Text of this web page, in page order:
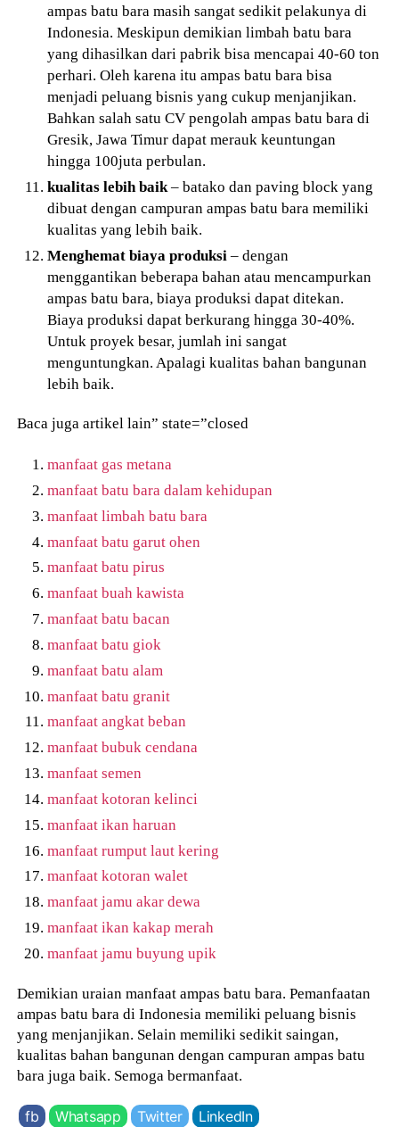
ampas batu bara masih sangat sedikit pelakunya di
Indonesia. Meskipun demikian limbah batu bara
yang dihasilkan dari pabrik bisa mencapai 40-60 ton
perhari. Oleh karena itu ampas batu bara bisa
menjadi peluang bisnis yang cukup menjanjikan.
Bahkan salah satu CV pengolah ampas batu bara di
Gresik, Jawa Timur dapat merauk keuntungan
hingga 100juta perbulan.
kualitas lebih baik – batako dan paving block yang
dibuat dengan campuran ampas batu bara memiliki
kualitas yang lebih baik.
Menghemat biaya produksi – dengan
menggantikan beberapa bahan atau mencampurkan
ampas batu bara, biaya produksi dapat ditekan.
Biaya produksi dapat berkurang hingga 30-40%.
Untuk proyek besar, jumlah ini sangat
menguntungkan. Apalagi kualitas bahan bangunan
lebih baik.
Baca juga artikel lain” state=”closed
manfaat gas metana
manfaat batu bara dalam kehidupan
manfaat limbah batu bara
manfaat batu garut ohen
manfaat batu pirus
manfaat buah kawista
manfaat batu bacan
manfaat batu giok
manfaat batu alam
manfaat batu granit
manfaat angkat beban
manfaat bubuk cendana
manfaat semen
manfaat kotoran kelinci
manfaat ikan haruan
manfaat rumput laut kering
manfaat kotoran walet
manfaat jamu akar dewa
manfaat ikan kakap merah
manfaat jamu buyung upik
Demikian uraian manfaat ampas batu bara. Pemanfaatan
ampas batu bara di Indonesia memiliki peluang bisnis
yang menjanjikan. Selain memiliki sedikit saingan,
kualitas bahan bangunan dengan campuran ampas batu
bara juga baik. Semoga bermanfaat.
fb Whatsapp Twitter LinkedIn